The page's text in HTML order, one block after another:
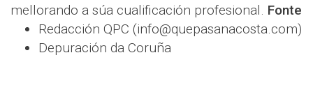
mellorando a súa cualificación profesional. Fonte
Redacción QPC (info@quepasanacosta.com)
Depuración da Coruña